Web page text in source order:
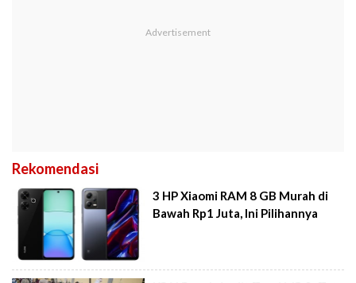
Rekomendasi
3 HP Xiaomi RAM 8 GB Murah di
Bawah Rp1 Juta, Ini Pilihannya